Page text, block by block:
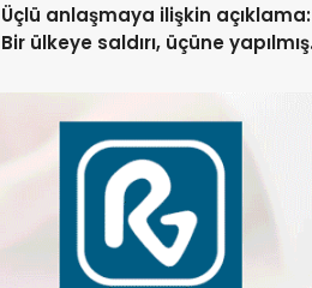
Üçlü anlaşmaya ilişkin açıklama:
Bir ülkeye saldırı, üçüne yapılmış